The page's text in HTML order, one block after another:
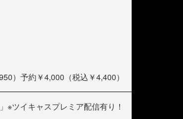
）予約￥4,000（税込￥4,400）
※ツイキャスプレミア配信有り！